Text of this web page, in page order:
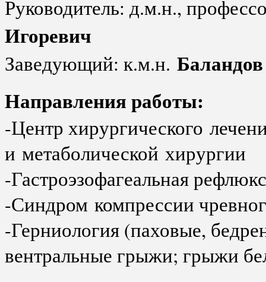
Руководитель: д.м.н.,
Игоревич
Заведующий: к.м.н.
Направления работы:
-Центр хирургического
и метаболической хирургии
-Гастроэзофагеальная
-Синдром компрессии
-Герниология (паховые,
вентральные грыжи; грыжи